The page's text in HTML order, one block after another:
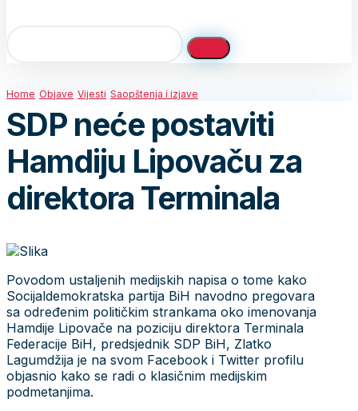
Home Objave Vijesti Saopštenja i izjave
SDP neće postaviti
Hamdiju Lipovaču za
direktora Terminala
Povodom ustaljenih medijskih napisa o tome kako
Socijaldemokratska partija BiH navodno pregovara
sa određenim političkim strankama oko imenovanja
Hamdije Lipovače na poziciju direktora Terminala
Federacije BiH, predsjednik SDP BiH, Zlatko
Lagumdžija je na svom Facebook i Twitter profilu
objasnio kako se radi o klasičnim medijskim
podmetanjima.